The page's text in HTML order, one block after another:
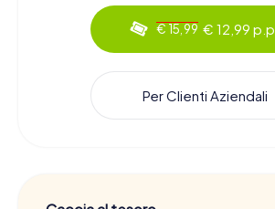
€ 15,99 € 12,99 p.p.
Per Clienti Aziendali